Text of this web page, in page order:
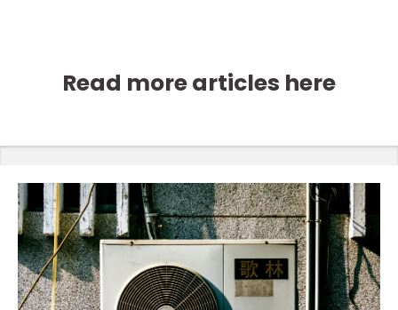
Read more articles here